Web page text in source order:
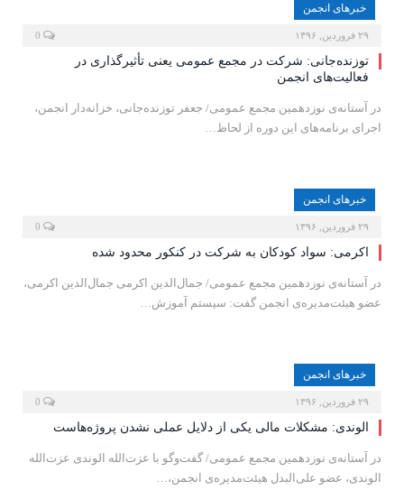
خبرهای انجمن
۲۹ فروردین, ۱۳۹۶
توزنده‌جانی: شرکت در مجمع عمومی یعنی تأثیرگذاری در
فعالیت‌های انجمن
در آستانه‌ی نوزدهمین مجمع عمومی/ جعفر توزنده‌جانی، خزانه‌دار انجمن،
اجرای برنامه‌های این دوره از لحاظ…
خبرهای انجمن
۲۹ فروردین, ۱۳۹۶
اکرمی: سواد کودکان به شرکت در کنکور محدود شده
در آستانه‌ی نوزدهمین مجمع عمومی/ جمال‌الدین اکرمی جمال‌الدین اکرمی،
عضو هیئت‌مدیره‌ی انجمن گفت: سیستم آموزش…
خبرهای انجمن
۲۹ فروردین, ۱۳۹۶
الوندی: مشکلات مالی یکی از دلایل عملی نشدن پروژه‌هاست
در آستانه‌ی نوزدهمین مجمع عمومی/ گفت‌وگو با عزت‌الله الوندی عز‌ت‌الله
الوندی، عضو علی‌البدل هیئت‌مدیره‌ی انجمن،…